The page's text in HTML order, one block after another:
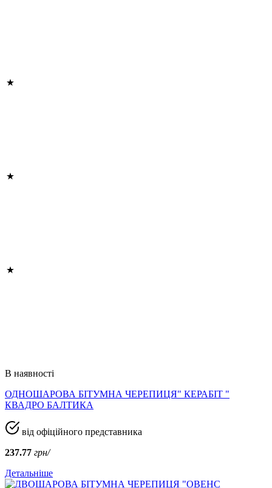
В наявності
ОДНОШАРОВА БІТУМНА ЧЕРЕПИЦЯ" КЕРАБІТ "
КВАДРО БАЛТИКА
від офіційного представника
237.77 грн/
Детальніше